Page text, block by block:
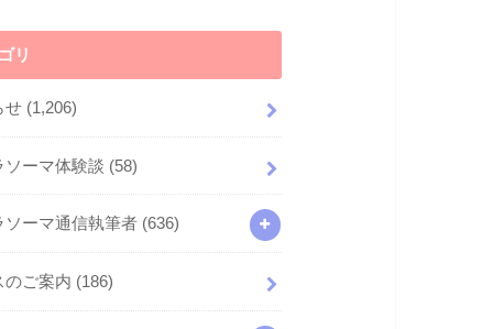
リ
せ (1,206)
ソーマ体験談 (58)
ソーマ通信執筆者 (636)
のご案内 (186)